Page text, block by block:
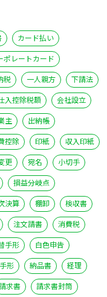
カード払い
ポレートカード
税 一人親方
下請法
入控除税額
会社設立
主
出納帳
控除 印紙
収入印紙
更 宛名
小切手
損益分岐点
決算 棚卸
検収書
注文請書
消費税
手形
白色申告
形 納品書
経理
求書
請求書封筒